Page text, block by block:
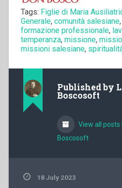
Tags: Figlie di Maria
Generale, comunità salesiane,
formazione professionale,
temperanza, missione,
missioni salesiane,
Published by
Boscosoft
View all posts
Boscosoft
18 July 2023